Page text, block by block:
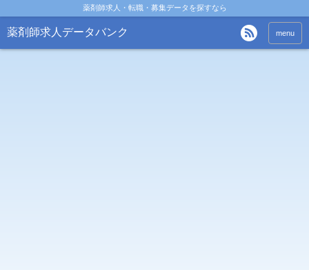
薬剤師求人・転職・募集データを探すなら
薬剤師求人データバンク menu